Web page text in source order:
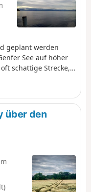
geplant werden
See auf höher
schattige Strecke,
ebenfalls zu
über den